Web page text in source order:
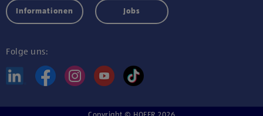
Informationen Jobs
Folge uns: